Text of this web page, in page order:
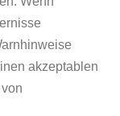
akzeptablen